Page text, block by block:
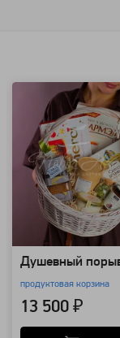
Душевный
продуктовая корзина
13 500 ₽